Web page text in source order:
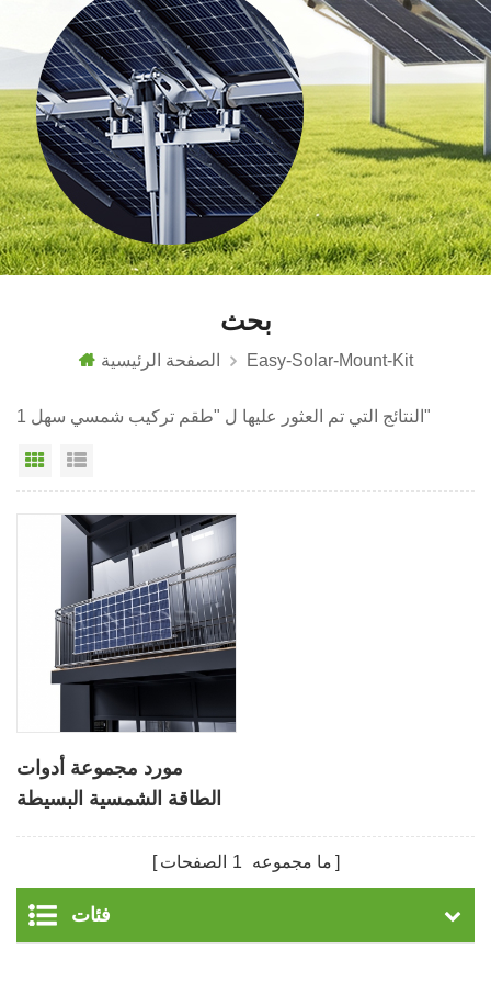
بحث
الصفحة الرئيسية Easy-Solar-Mount-Kit
1 النتائج التي تم العثور عليها ل "طقم تركيب شمسي سهل"
عرض شبكي
مورد مجموعة أدوات
الطاقة الشمسية البسيطة
ما مجموعه 1 الصفحات
فئات